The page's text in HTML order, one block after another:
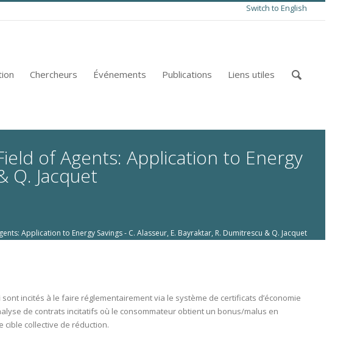
Switch to English
Chercheurs Événements Publications Liens utiles
of Agents: Application to Energy
Q. Jacquet
Application to Energy Savings - C. Alasseur, E. Bayraktar, R. Dumitrescu & Q. Jacquet
incités à le faire réglementairement via le système de certificats d’économie
de contrats incitatifs où le consommateur obtient un bonus/malus en
cible collective de réduction.